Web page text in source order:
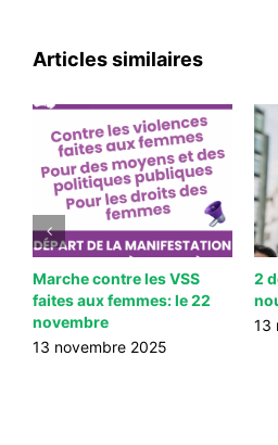
Articles similaires
Marche contre les VSS
faites aux femmes: le 22
novembre
13 novembre 2025
2
13